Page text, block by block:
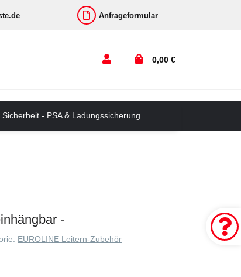
Anfrageformular
0,00 €
Sicherheit - PSA & Ladungssicherung
-
EUROLINE Leitern-Zubehör